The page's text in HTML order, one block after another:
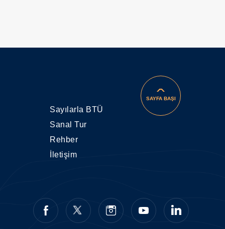
Sayılarla BTÜ
Sanal Tur
Rehber
İletişim
SAYFA BAŞI